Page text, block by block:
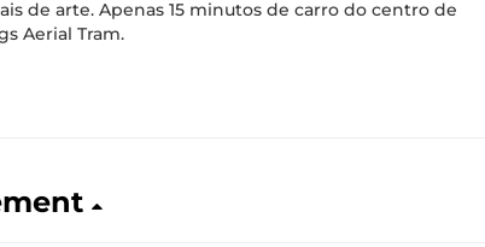
de arte. Apenas 15 minutos de carro do centro de
Aerial Tram.